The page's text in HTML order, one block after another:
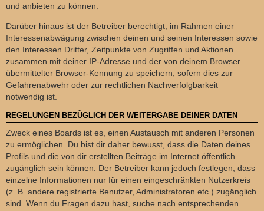
und anbieten zu können.
Darüber hinaus ist der Betreiber berechtigt, im Rahmen einer
Interessenabwägung zwischen deinen und seinen Interessen sowie
den Interessen Dritter, Zeitpunkte von Zugriffen und Aktionen
zusammen mit deiner IP-Adresse und der von deinem Browser
übermittelter Browser-Kennung zu speichern, sofern dies zur
Gefahrenabwehr oder zur rechtlichen Nachverfolgbarkeit
notwendig ist.
REGELUNGEN BEZÜGLICH DER WEITERGABE DEINER DATEN
Zweck eines Boards ist es, einen Austausch mit anderen Personen
zu ermöglichen. Du bist dir daher bewusst, dass die Daten deines
Profils und die von dir erstellten Beiträge im Internet öffentlich
zugänglich sein können. Der Betreiber kann jedoch festlegen, dass
einzelne Informationen nur für einen eingeschränkten Nutzerkreis
(z. B. andere registrierte Benutzer, Administratoren etc.) zugänglich
sind. Wenn du Fragen dazu hast, suche nach entsprechenden